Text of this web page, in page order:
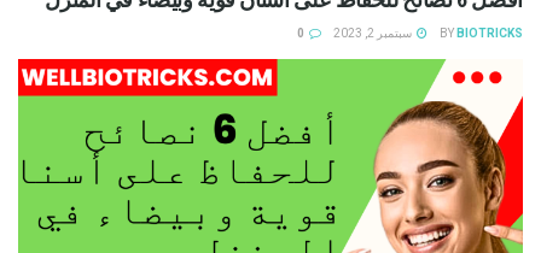
BY BIOTRICKS سبتمبر 2, 2023